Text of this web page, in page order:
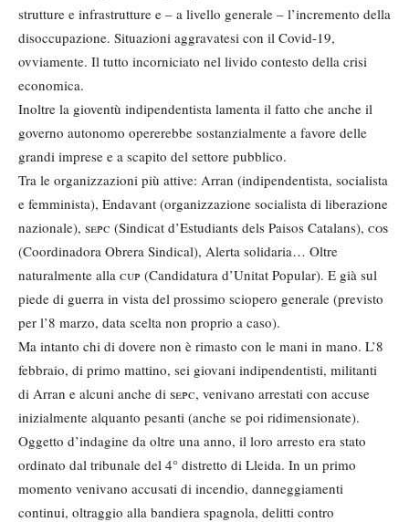
strutture e infrastrutture e – a livello generale – l’incremento della
disoccupazione. Situazioni aggravatesi con il Covid-19,
ovviamente. Il tutto incorniciato nel livido contesto della crisi
economica.
Inoltre la gioventù indipendentista lamenta il fatto che anche il
governo autonomo opererebbe sostanzialmente a favore delle
grandi imprese e a scapito del settore pubblico.
Tra le organizzazioni più attive: Arran (indipendentista, socialista
e femminista), Endavant (organizzazione socialista di liberazione
nazionale), sepc (Sindicat d’Estudiants dels Paisos Catalans), cos
(Coordinadora Obrera Sindical), Alerta solidaria… Oltre
naturalmente alla cup (Candidatura d’Unitat Popular). E già sul
piede di guerra in vista del prossimo sciopero generale (previsto
per l’8 marzo, data scelta non proprio a caso).
Ma intanto chi di dovere non è rimasto con le mani in mano. L’8
febbraio, di primo mattino, sei giovani indipendentisti, militanti
di Arran e alcuni anche di sepc, venivano arrestati con accuse
inizialmente alquanto pesanti (anche se poi ridimensionate).
Oggetto d’indagine da oltre una anno, il loro arresto era stato
ordinato dal tribunale del 4° distretto di Lleida. In un primo
momento venivano accusati di incendio, danneggiamenti
continui, oltraggio alla bandiera spagnola, delitti contro